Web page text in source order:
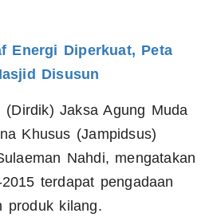
Energi Diperkuat, Peta
Disusun
(Dirdik) Jaksa Agung Muda
Khusus (Jampidsus)
Nahdi, mengatakan
terdapat pengadaan
produk kilang.